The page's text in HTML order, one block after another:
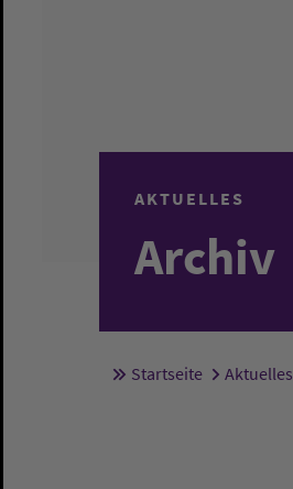
AKTUELLES
Archiv
Sie sind hier:
Startseite Aktuelles